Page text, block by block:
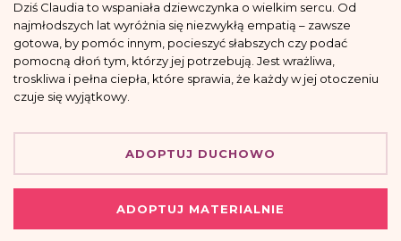
Dziś Claudia to wspaniała dziewczynka o wielkim sercu. Od
najmłodszych lat wyróżnia się niezwykłą empatią – zawsze
gotowa, by pomóc innym, pocieszyć słabszych czy podać
pomocną dłoń tym, którzy jej potrzebują. Jest wrażliwa,
troskliwa i pełna ciepła, które sprawia, że każdy w jej otoczeniu
czuje się wyjątkowy.
ADOPTUJ DUCHOWO
ADOPTUJ MATERIALNIE